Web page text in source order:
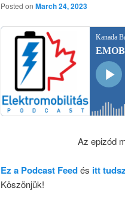
Posted on March 24, 2023
Az epizód
Ez a Podcast Feedés itt
Köszönjük!